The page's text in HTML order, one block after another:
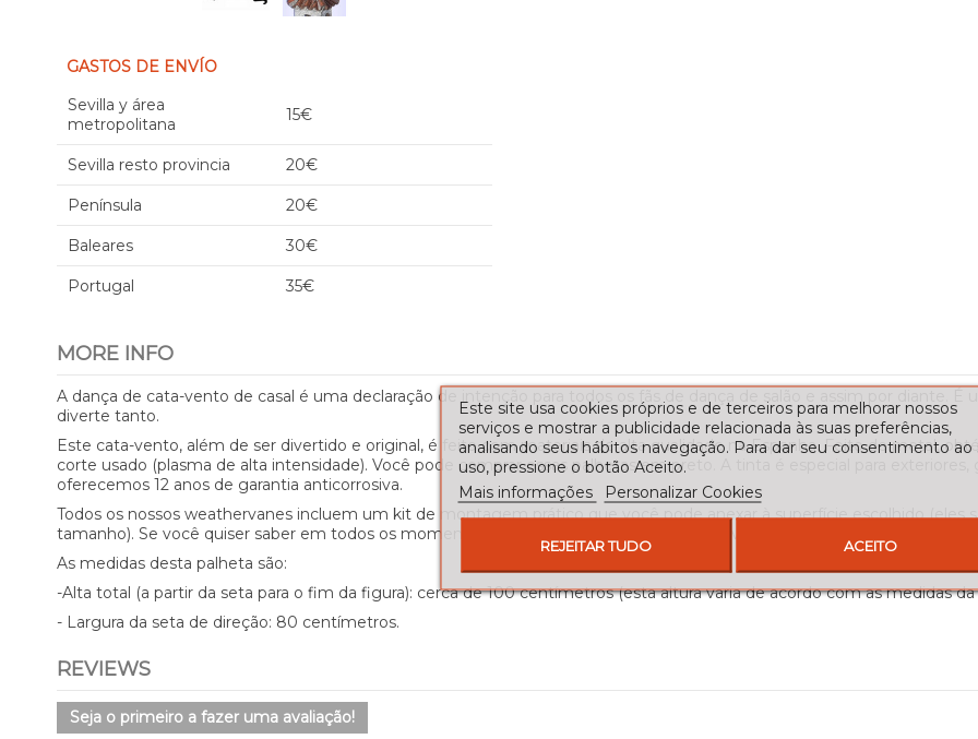
GASTOS DE ENVÍO
Sevilla y área
metropolitana
15€
Sevilla resto provincia 20€
Península 20€
Baleares 30€
Portugal 35€
MORE INFO
A dança de cata-vento de casal é uma declaração de intenção para todos os fãs de dança de salão e assim por diante.
diverte tanto.
Este cata-vento, além de ser divertido e original, é feito com materiais de alta qualidade na Espanha. Feito de metal,
corte usado (plasma de alta intensidade). Você pode comprar essas palhetas em preto. A tinta é especial para
oferecemos 12 anos de garantia anticorrosiva.
Todos os nossos weathervanes incluem um kit de montagem prático que você pode anexar à superfície escolhido (eles
tamanho). Se você quiser saber em todos os momentos a direção do vento, é aconselhável que você oriente a rosa
As medidas desta palheta são:
-Alta total (a partir da seta para o fim da figura): cerca de 100 centímetros (esta altura varia de acordo com as medidas da
- Largura da seta de direção: 80 centímetros.
REVIEWS
Seja o primeiro a fazer uma avaliação!
Este site usa cookies próprios e de terceiros para melhorar nossos
serviços e mostrar a publicidade relacionada às suas preferências,
analisando seus hábitos navegação. Para dar seu consentimento ao
uso, pressione o botão Aceito.
Mais informações
Personalizar Cookies
REJEITAR TUDO ACEITO